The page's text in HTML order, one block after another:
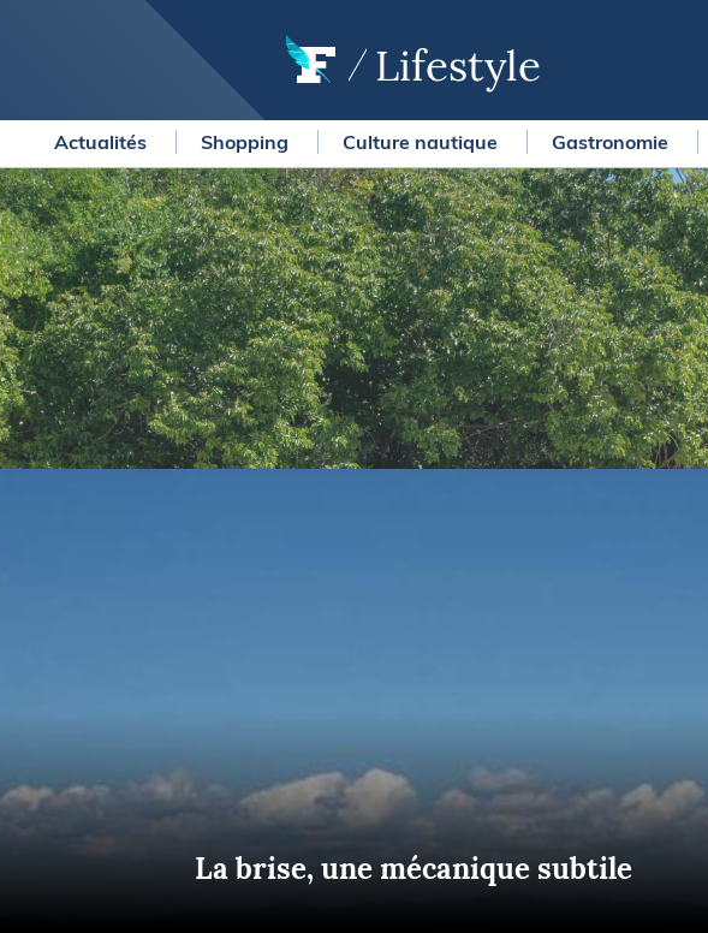
Lifestyle
COURSES
Courses au large
Régates
La Solitaire du Figaro Paprec
Transat Paprec
Vendée Globe
Arkea Ultim Challenge
Route du Rhum - Destination
Guadeloupe
MÉTÉO MARINE
LIFESTYLE
Shopping
Culture nautique
Gastronomie
Blogs
SERVICES
Nos magazines
Actualités Shopping Culture nautique Gastronomie
La brise, une mécanique subtile